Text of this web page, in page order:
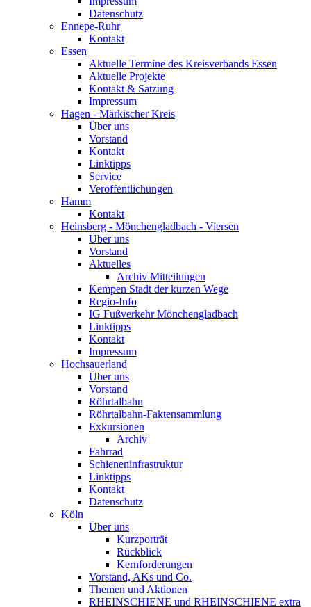
Datenschutz
Ennepe-Ruhr
Kontakt
Essen
Aktuelle Termine des Kreisverbands Essen
Aktuelle Projekte
Kontakt & Satzung
Impressum
Hagen - Märkischer Kreis
Über uns
Vorstand
Kontakt
Linktipps
Service
Veröffentlichungen
Hamm
Kontakt
Heinsberg - Mönchengladbach - Viersen
Über uns
Vorstand
Aktuelles
Archiv Mitteilungen
Kempen Stadt der kurzen Wege
Regio-Info
IG Fußverkehr Mönchengladbach
Linktipps
Kontakt
Impressum
Hochsauerland
Über uns
Vorstand
Röhrtalbahn
Röhrtalbahn-Faktensammlung
Exkursionen
Archiv
Fahrrad
Schieneninfrastruktur
Linktipps
Kontakt
Datenschutz
Köln
Über uns
Kurzporträt
Rückblick
Kernforderungen
Vorstand, AKs und Co.
Themen und Aktionen
RHEINSCHIENE und RHEINSCHIENE extra